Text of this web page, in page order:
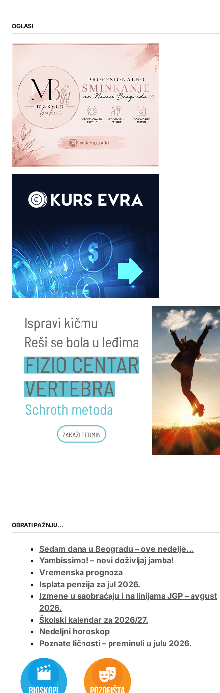
OGLASI
OBRATI PAŽNJU…
Sedam dana u Beogradu – ove nedelje…
Yambissimo! – novi doživljaj jamba!
Vremenska prognoza
Isplata penzija za jul 2026.
Izmene u saobraćaju i na linijama JGP – avgust
2026.
Školski kalendar za 2026/27.
Nedeljni horoskop
Poznate ličnosti – preminuli u julu 2026.